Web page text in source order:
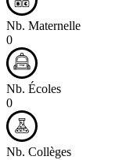
Nb. Maternelle
0
Nb. Écoles
0
Nb. Collèges